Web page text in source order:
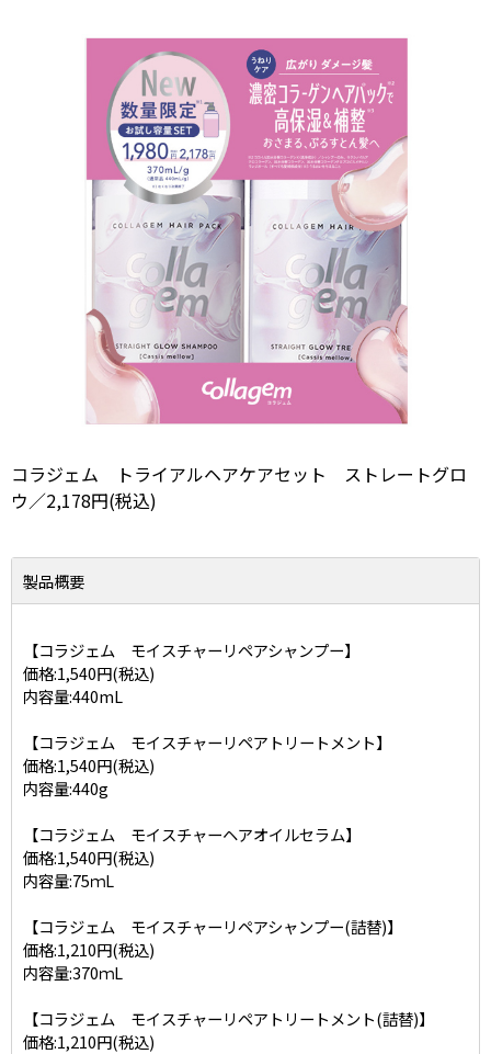
コラジェム トライアルヘアケアセット ストレートグロ
ウ／2,178円(税込)
製品概要
【コラジェム モイスチャーリペアシャンプー】
価格:1,540円(税込)
内容量:440mL
【コラジェム モイスチャーリペアトリートメント】
価格:1,540円(税込)
内容量:440g
【コラジェム モイスチャーヘアオイルセラム】
価格:1,540円(税込)
内容量:75ｍL
【コラジェム モイスチャーリペアシャンプー(詰替)】
価格:1,210円(税込)
内容量:370ｍL
【コラジェム モイスチャーリペアトリートメント(詰替)】
価格:1,210円(税込)